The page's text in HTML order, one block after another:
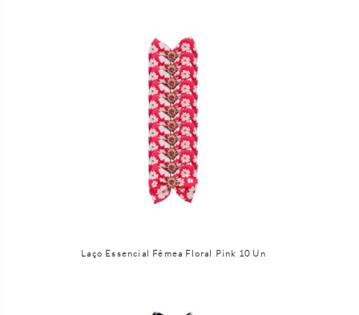
Laço Essencial Fêmea Floral Pink 10 Un